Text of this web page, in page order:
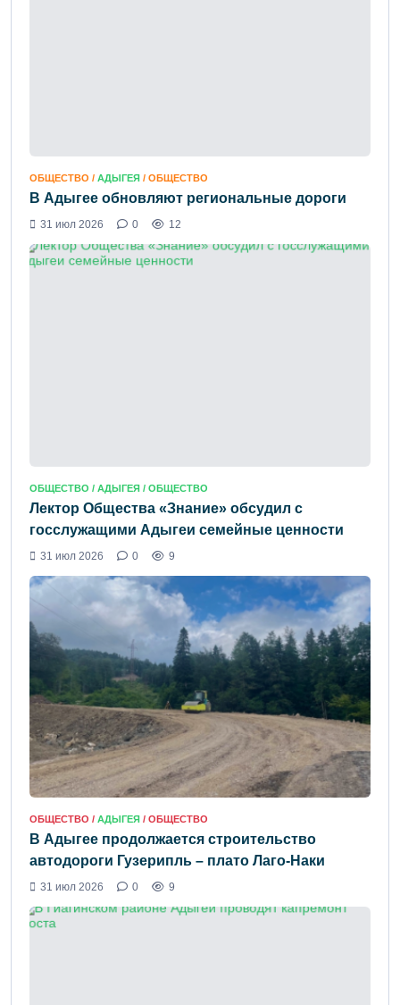
ОБЩЕСТВО / АДЫГЕЯ / ОБЩЕСТВО
В Адыгее обновляют региональные дороги
31 июл 2026 0 12
ОБЩЕСТВО / АДЫГЕЯ / ОБЩЕСТВО
Лектор Общества «Знание» обсудил с
госслужащими Адыгеи семейные ценности
31 июл 2026 0 9
ОБЩЕСТВО / АДЫГЕЯ / ОБЩЕСТВО
В Адыгее продолжается строительство
автодороги Гузерипль – плато Лаго-Наки
31 июл 2026 0 9